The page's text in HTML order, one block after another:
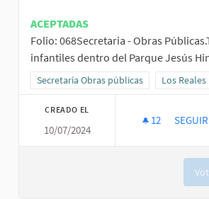
ACEPTADAS
Folio: 068Secretaria - Obras
infantiles dentro del Parque Jesús
Resultados al filtrar por la categoría:
Secretaría Obras públicas Los Reales
CREADO EL
10/07/2024
12 12
SEGUIR